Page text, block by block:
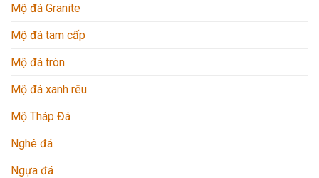
Mộ đá Granite
Mộ đá tam cấp
Mộ đá tròn
Mộ đá xanh rêu
Mộ Tháp Đá
Nghê đá
Ngựa đá